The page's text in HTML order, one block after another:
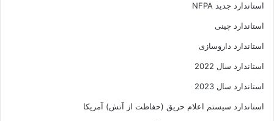
استاندارد جدید NFPA
استاندارد چینی
استاندارد داروسازی
استاندارد سال 2022
استاندارد سال 2023
استاندارد سیستم اعلام حریق (حفاظت از آتش) آمریکا